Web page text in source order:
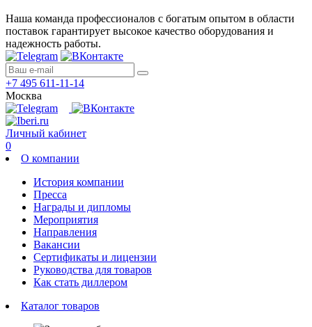
Наша команда профессионалов с богатым опытом в области
поставок гарантирует высокое качество оборудования и
надежность работы.
+7 495 611-11-14
Москва
Личный кабинет
0
О компании
История компании
Пресса
Награды и дипломы
Мероприятия
Направления
Вакансии
Сертификаты и лицензии
Руководства для товаров
Как стать диллером
Каталог товаров